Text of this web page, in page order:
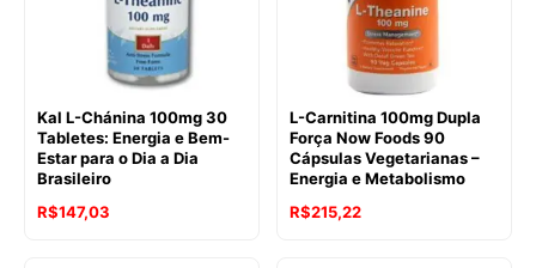
Kal L-Chánina 100mg 30
Tabletes: Energia e Bem-
Estar para o Dia a Dia
Brasileiro
R$147,03
L-Carnitina 100mg Dupla
Força Now Foods 90
Cápsulas Vegetarianas –
Energia e Metabolismo
R$215,22